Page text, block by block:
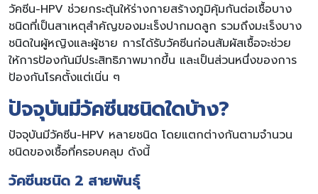
วัคซีน-HPV ช่วยกระตุ้นให้ร่างกายสร้างภูมิคุ้มกันต่อเชื้อบาง
ชนิดที่เป็นสาเหตุสำคัญของมะเร็งปากมดลูก รวมถึงมะเร็งบาง
ชนิดในผู้หญิงและผู้ชาย การได้รับวัคซีนก่อนสัมผัสเชื้อจะช่วย
ให้การป้องกันมีประสิทธิภาพมากขึ้น และเป็นส่วนหนึ่งของการ
ป้องกันโรคตั้งแต่เนิ่น ๆ
ปัจจุบันมีวัคซีนชนิดใดบ้าง?
ปัจจุบันมีวัคซีน-HPV หลายชนิด โดยแตกต่างกันตามจำนวน
ชนิดของเชื้อที่ครอบคลุม ดังนี้
วัคซีนชนิด 2 สายพันธุ์